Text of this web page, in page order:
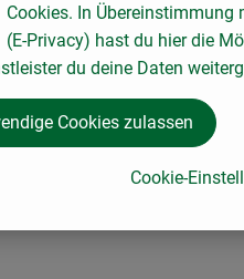
Haselnüssen und Mandeln
Cookies. In Übereinstimmung
(E-Privacy) hast du hier die
du deine Daten
Cookie-
Cookies zulassen